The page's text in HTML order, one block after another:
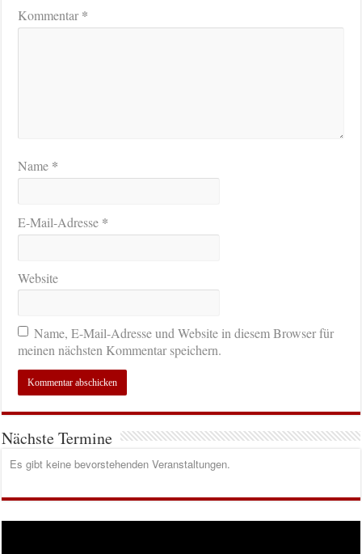
Kommentar*
Name *
E-Mail-Adresse *
Website
Name, E-Mail-Adresse und Website in diesem Browser für
meinen nächsten Kommentar speichern.
Nächste Termine
Es gibt keine bevorstehenden Veranstaltungen.